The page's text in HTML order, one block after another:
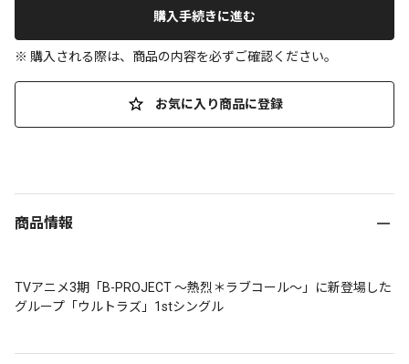
購入手続きに進む
※ 購入される際は、商品の内容を必ずご確認ください。
お気に入り商品に登録
商品情報
TVアニメ3期「B-PROJECT ～熱烈＊ラブコール～」に新登場した
グループ「ウルトラズ」1stシングル